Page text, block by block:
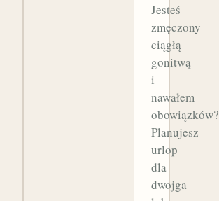
Jesteś
zmęczony
ciągłą
gonitwą
i
nawałem
obowiązków?
Planujesz
urlop
dla
dwojga